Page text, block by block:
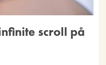
scroll på